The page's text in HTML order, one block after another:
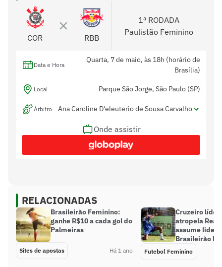
COR RBB
1ª RODADA
Paulistão Feminino
Data e Hora
Quarta, 7 de maio, às 18h (horário de
Brasília)
Local Parque São Jorge, São Paulo (SP)
Árbitro Ana Caroline D'eleuterio de Sousa Carvalho
Leandra Aires Cossette
Onde assistir
RELACIONADAS
Brasileirão Feminino:
ganhe R$10 a cada gol do
Palmeiras
Sites de apostas Há 1 ano
Cruzeiro
atropela Real
assume
Brasileirão
Futebol Feminino